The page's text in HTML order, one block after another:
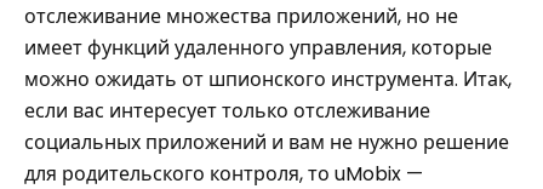
отслеживание множества приложений, но не
имеет функций удаленного управления, которые
можно ожидать от шпионского инструмента. Итак,
если вас интересует только отслеживание
социальных приложений и вам не нужно решение
для родительского контроля, то uMobix —